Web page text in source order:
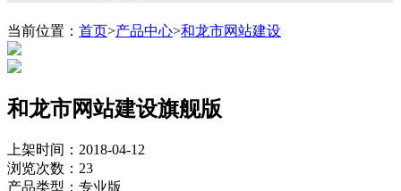
当前位置： 首页>产品中心>和龙市网站建设
和龙市网站建设旗舰版
上架时间：2018-04-12
浏览次数：23
产品类型：专业版